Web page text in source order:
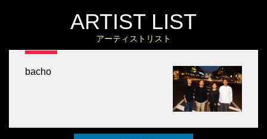
ARTIST LIST
アーティストリスト
bacho